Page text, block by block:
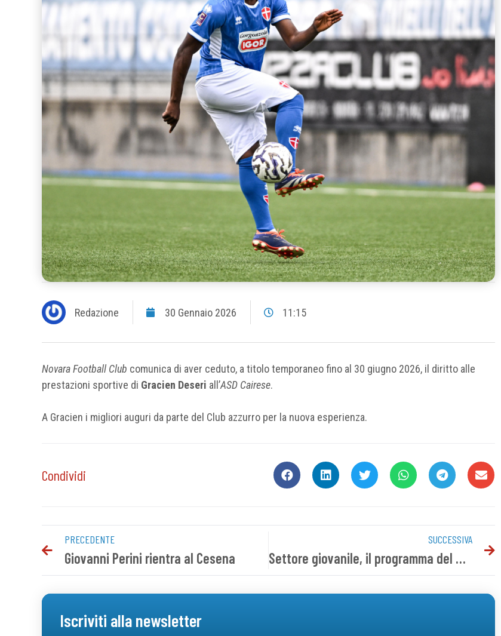
Redazione 30 Gennaio 2026 11:15
Novara Football Club comunica di aver ceduto, a titolo temporaneo fino al 30 giugno 2026, il diritto alle
prestazioni sportive di Gracien Deseri all’ASD Cairese.
A Gracien i migliori auguri da parte del Club azzurro per la nuova esperienza.
Condividi
PRECEDENTE
Giovanni Perini rientra al Cesena
SUCCESSIVA
Settore giovanile, il programma del weekend
Iscriviti alla newsletter